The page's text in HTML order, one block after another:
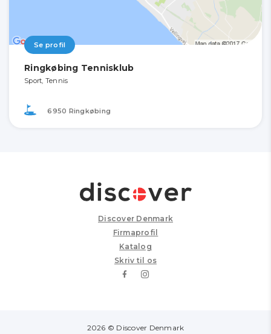
Se profil
Ringkøbing Tennisklub
Sport, Tennis
6950 Ringkøbing
Discover Denmark
Firmaprofil
Katalog
Skriv til os
2026 © Discover Denmark